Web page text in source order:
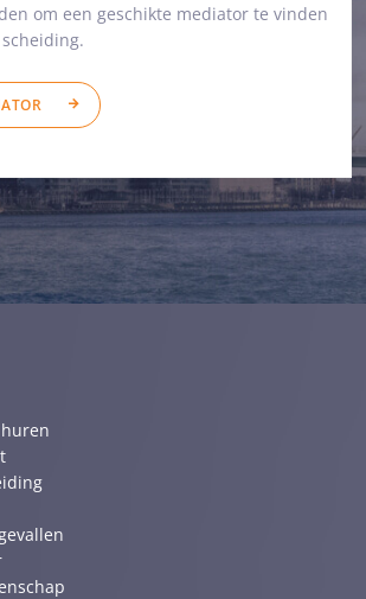
om een geschikte mediator te vinden